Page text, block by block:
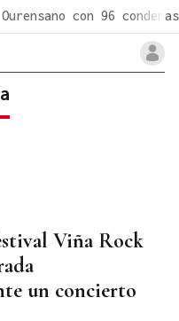
Ourensano con 96 condenas
Viña Rock
un concierto